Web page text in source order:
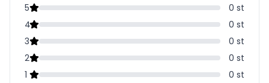
5 0 st
4
0 st
3
0 st
2
0 st
1
0 st